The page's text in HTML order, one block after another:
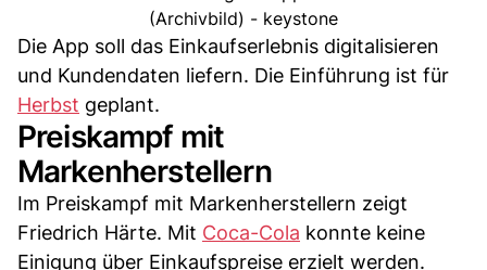
(Archivbild) - keystone
Die App soll das Einkaufserlebnis digitalisieren
und Kundendaten liefern. Die Einführung ist für
Herbst geplant.
Preiskampf mit
Markenherstellern
Im Preiskampf mit Markenherstellern zeigt
Friedrich Härte. Mit Coca-Cola konnte keine
Einigung über Einkaufspreise erzielt werden.